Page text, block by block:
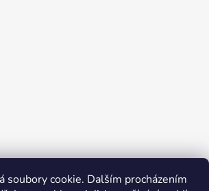
soubory cookie. Dalším procházením